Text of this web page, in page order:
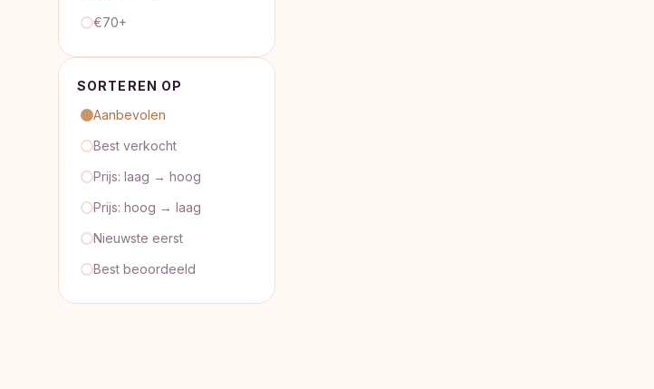
€70+
SORTEREN OP
Aanbevolen
Best verkocht
Prijs: laag → hoog
Prijs: hoog → laag
Nieuwste eerst
Best beoordeeld